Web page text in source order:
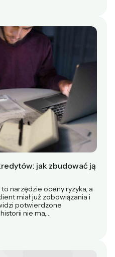
jak zbudować ją
narzędzie oceny ryzyka, a
miał już zobowiązania i
potwierdzone
nie ma,…